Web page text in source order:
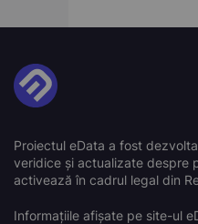
Proiectul eData a fost
veridice și actualizate despre
activează în cadrul legal din
Informațiile afișate pe site-ul